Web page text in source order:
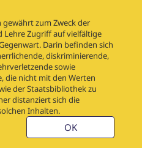
DigitalisierungsprojekteLinks
digitalisierte Bestände
zum Zweck der
Lehre Zugriff auf vielfältige
Darin befinden sich
diskriminierende,
sowie
die nicht mit den Werten
der Staatsbibliothek zu
distanziert sich die
Inhalten.
OK